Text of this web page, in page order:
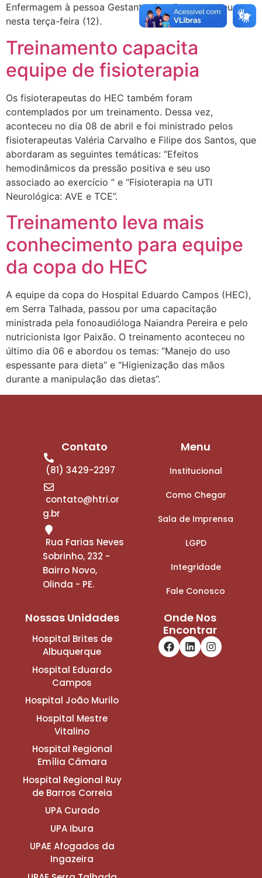
Enfermagem à pessoa Gestante. A ação aconteceu
nesta terça-feira (12).
Treinamento capacita
equipe de fisioterapia
Os fisioterapeutas do HEC também foram
contemplados por um treinamento. Dessa vez,
aconteceu no dia 08 de abril e foi ministrado pelos
fisioterapeutas Valéria Carvalho e Filipe dos Santos, que
abordaram as seguintes temáticas: “Efeitos
hemodinâmicos da pressão positiva e seu uso
associado ao exercício ” e “Fisioterapia na UTI
Neurológica: AVE e TCE”.
Treinamento leva mais
conhecimento para equipe
da copa do HEC
A equipe da copa do Hospital Eduardo Campos (HEC),
em Serra Talhada, passou por uma capacitação
ministrada pela fonoaudióloga Naiandra Pereira e pelo
nutricionista Igor Paixão. O treinamento aconteceu no
último dia 06 e abordou os temas: “Manejo do uso
espessante para dieta” e “Higienização das mãos
durante a manipulação das dietas”.
Contato
(81) 3429-2297
contato@htri.or
g.br
Rua Farias Neves
Sobrinho, 232 -
Bairro Novo,
Olinda - PE.
Menu
Institucional
Como Chegar
Sala de Imprensa
LGPD
Integridade
Fale Conosco
Nossas Unidades
Hospital Brites de
Albuquerque
Hospital Eduardo
Campos
Hospital João Murilo
Hospital Mestre
Vitalino
Hospital Regional
Emília Câmara
Hospital Regional Ruy
de Barros Correia
UPA Curado
UPA Ibura
UPAE Afogados da
Ingazeira
Onde Nos
Encontrar